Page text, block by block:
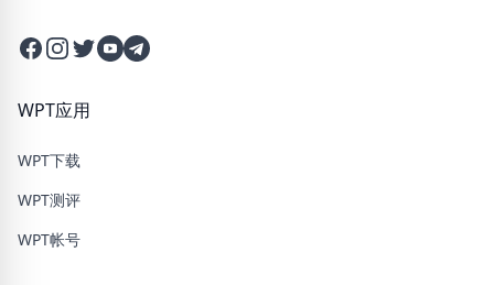
Facebook
Instagram
Twitter
Twitter
Twitter
WPT应用
WPT下载
WPT测评
WPT帐号